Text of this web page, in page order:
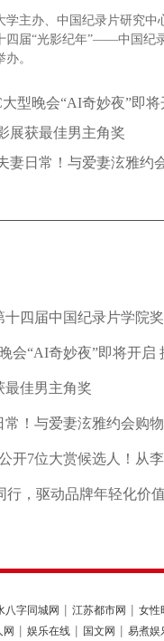
学主办、中国纪录片研究中
四届“光影纪年”——中国纪
。
展获最佳男主角奖
会“AI奇妙夜”即将开启
最佳男主角奖
行，驱动品牌年轻化价
八字同城网 江苏都市网 女性
网 娱乐在线 国文网 易煮娱